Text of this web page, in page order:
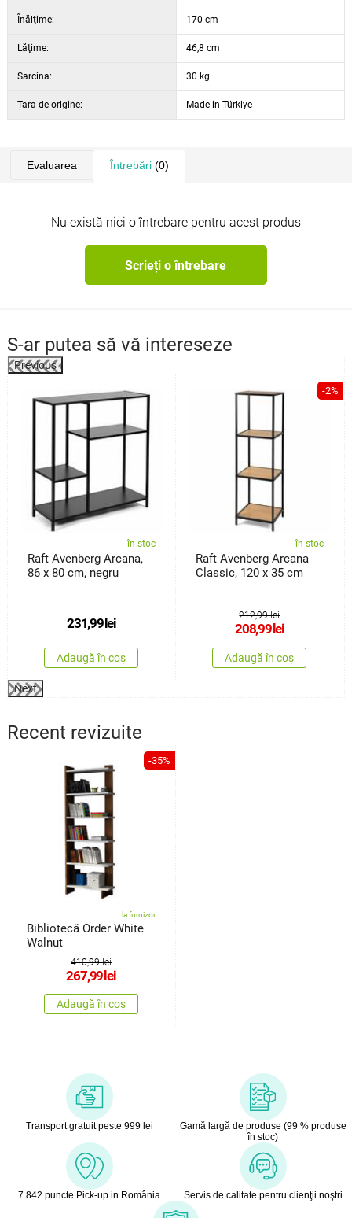
Înălţime: 170 cm
Lăţime: 46,8 cm
Sarcina: 30 kg
Țara de origine: Made in Türkiye
Evaluarea Întrebări(0)
Nu există nici o întrebare pentru acest produs
Scrieți o întrebare
S-ar putea să vă intereseze
Previous
în stoc
Raft Avenberg Arcana,
86 x 80 cm, negru
231,99 lei
Adaugă în coș
-2%
în stoc
Raft Avenberg Arcana
Classic, 120 x 35 cm
212,99 lei
208,99 lei
Adaugă în coș
Next
Recent revizuite
-35%
la furnizor
Bibliotecă Order White
Walnut
410,99 lei
267,99lei
Adaugă în coș
Transport gratuit peste 999 lei
Gamă largă de produse (99 % produse
în stoc)
7 842 puncte Pick-up in România Servis de calitate pentru clienţii noştri